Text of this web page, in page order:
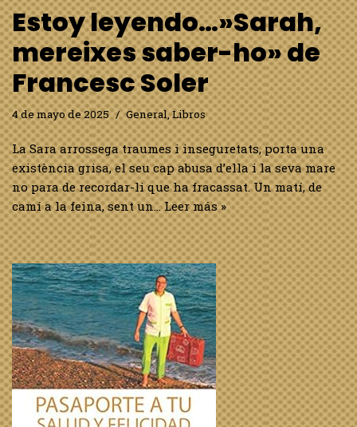
Estoy leyendo…»Sarah,
mereixes saber-ho» de
Francesc Soler
4 de mayo de 2025 General,Libros
La Sara arrossega traumes i inseguretats, porta una
existència grisa, el seu cap abusa d’ella i la seva mare
no para de recordar-li que ha fracassat. Un matí, de
camí a la feina, sent un…Leer más »